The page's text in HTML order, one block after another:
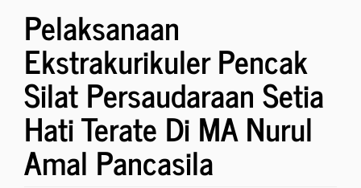
Pelaksanaan
Ekstrakurikuler Pencak
Silat Persaudaraan Setia
Hati Terate Di MA Nurul
Amal Pancasila